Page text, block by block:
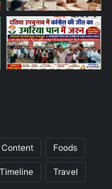
Content Foods
Timeline Travel